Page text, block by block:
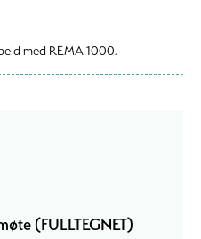
med REMA 1000.
(FULLTEGNET)